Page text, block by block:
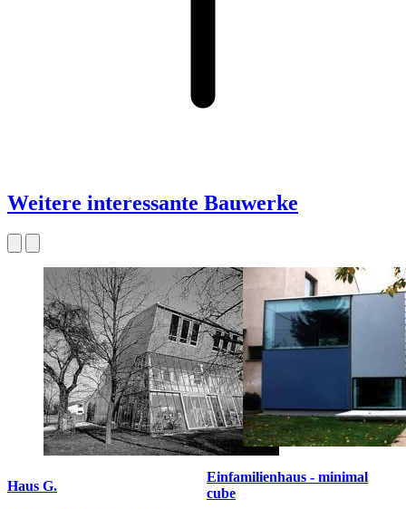
Weitere interessante Bauwerke
Haus G.
Einfamilienhaus - minimal
cube